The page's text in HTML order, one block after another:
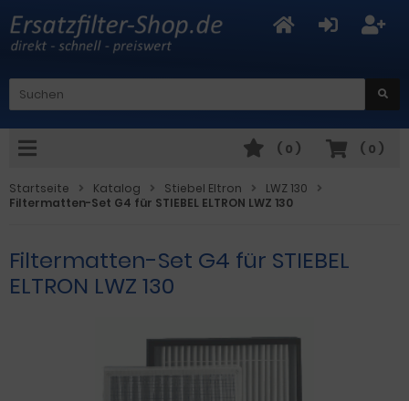
( 0 )
( 0 )
Startseite Katalog Stiebel Eltron
LWZ 130
Filtermatten-Set G4 für STIEBEL ELTRON LWZ 130
Filtermatten-Set G4 für STIEBEL
ELTRON LWZ 130